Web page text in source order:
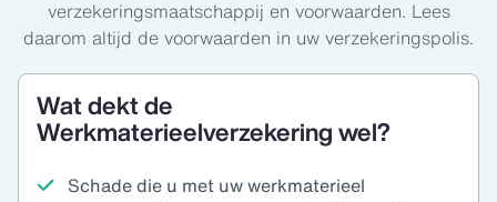
verzekeringsmaatschappij en voorwaarden. Lees
daarom altijd de voorwaarden in uw verzekeringspolis.
Wat dekt de
Werkmaterieelverzekering wel?
Schade die u met uw werkmaterieel